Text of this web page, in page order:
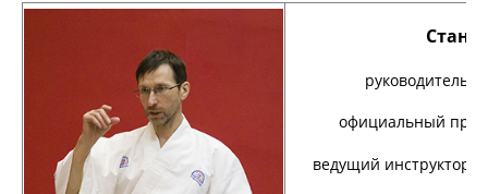
руководитель и
официальный
ведущий инструктор